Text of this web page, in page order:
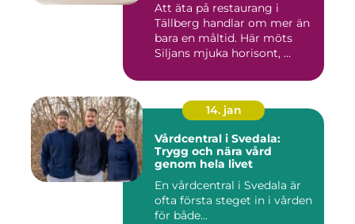
Att äta på restaurang i
Tällberg handlar om mer än
bara en måltid. Här möts
Siljans mjuka horisont, ...
14. jan
Vårdcentral i Svedala:
Trygg och nära vård
genom hela livet
En vårdcentral i Svedala är
ofta första steget in i vården
för både...